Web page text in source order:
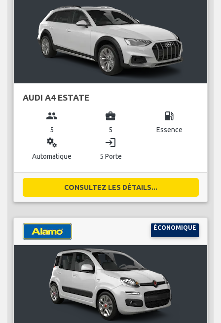
AUDI A4 ESTATE
group
5
business_center
5
local_gas_station
Essence
miscellaneous_services
Automatique
login
5 Porte
CONSULTEZ LES DÉTAILS...
ÉCONOMIQUE